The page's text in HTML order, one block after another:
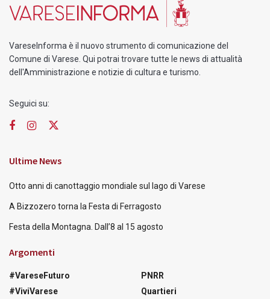
VareseInforma è il nuovo strumento di comunicazione del
Comune di Varese. Qui potrai trovare tutte le news di attualità
dell'Amministrazione e notizie di cultura e turismo.
Seguici su:
Ultime News
Otto anni di canottaggio mondiale sul lago di Varese
A Bizzozero torna la Festa di Ferragosto
Festa della Montagna. Dall’8 al 15 agosto
Argomenti
#VareseFuturo
#ViviVarese
PNRR
Quartieri